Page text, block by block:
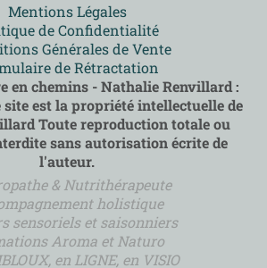
Mentions Légales
de Confidentialité
Générales de Vente
de Rétractation
en chemins - Nathalie Renvillard :
site est la propriété intellectuelle de
Toute reproduction totale ou
sans autorisation écrite de
l'auteur.
& Nutrithérapeute
holistique
sensoriels et saisonniers
Aroma et Naturo
en LIGNE, en VISIO